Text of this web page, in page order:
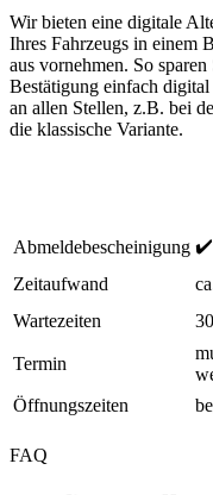
Wir bieten eine digitale
Ihres Fahrzeugs in einem
aus vornehmen. So
Bestätigung einfach
an allen Stellen, z.B. bei
die klassische Variante.
Abmeldebescheinigung ✔️
Zeitaufwand
Wartezeiten
Termin
Öffnungszeiten
FAQ